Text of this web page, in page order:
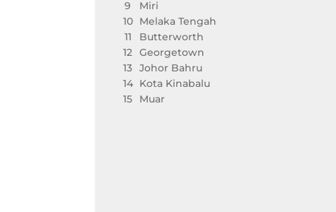
9
Miri
10 Melaka Tengah
11
Butterworth
12 Georgetown
13 Johor Bahru
14 Kota Kinabalu
15
Muar